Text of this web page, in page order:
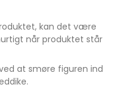
kan det være
når produktet står
at smøre figuren ind